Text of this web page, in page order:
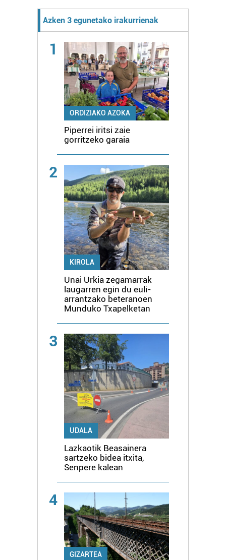
Azken 3 egunetako irakurrienak
1
ORDIZIAKO AZOKA
Piperrei iritsi zaie
gorritzeko garaia
2
KIROLA
Unai Urkia zegamarrak
laugarren egin du euli-
arrantzako beteranoen
Munduko Txapelketan
3
UDALA
Lazkaotik Beasainera
sartzeko bidea itxita,
Senpere kalean
4
GIZARTEA